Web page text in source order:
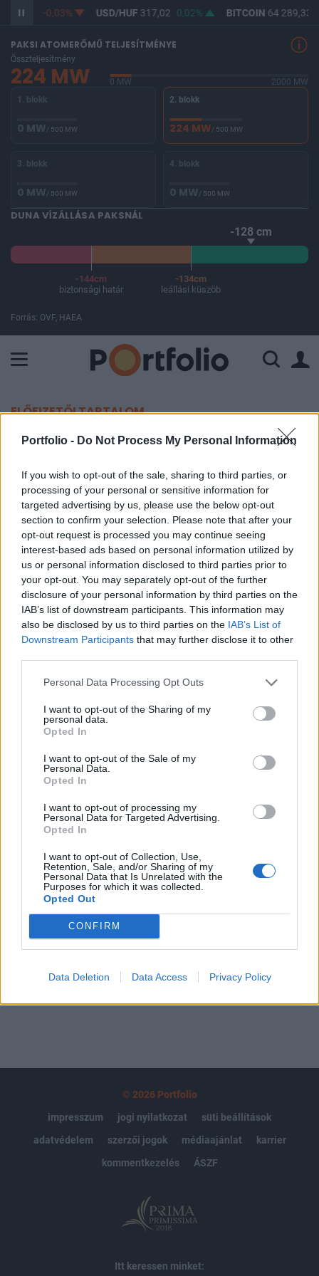
Portfolio - Do Not Process My Personal Information
If you wish to opt-out of the sale, sharing to third parties, or
processing of your personal or sensitive information for
targeted advertising by us, please use the below opt-out
section to confirm your selection. Please note that after your
opt-out request is processed you may continue seeing
interest-based ads based on personal information utilized by
us or personal information disclosed to third parties prior to
your opt-out. You may separately opt-out of the further
disclosure of your personal information by third parties on the
IAB’s list of downstream participants. This information may
also be disclosed by us to third parties on the IAB’s List of
Downstream Participants that may further disclose it to other
Personal Data Processing Opt Outs
I want to opt-out of the Sharing of my
personal data.
Opted In
I want to opt-out of the Sale of my
Personal Data.
Opted In
I want to opt-out of processing my
Personal Data for Targeted Advertising.
Opted In
I want to opt-out of Collection, Use,
Retention, Sale, and/or Sharing of my
Personal Data that Is Unrelated with the
Purposes for which it was collected.
Opted Out
CONFIRM
Data Deletion Data Access Privacy Policy
365,28 -0,03% USD/HUF 317,02 0,02% BITCOIN 64 289,33
PAKSI ATOMERŐMŰ TELJESÍTMÉNYE
Összteljesítmény
224 MW 0 MW
2000 MW
1. blokk
0 MW/ 500 MW
2. blokk
224 MW/ 500 MW
3. blokk
0 MW/ 500 MW
4. blokk
0 MW/ 500 MW
DUNA VÍZÁLLÁSA PAKSNÁL
-128 cm
-144cm
biztonsági határ
-134cm
leállási küszöb
Forrás: OVF, HAEA
ELŐFIZETŐI TARTALOM
Itt a bejelentés: így változik a
benzin ára holnaptól
Portfolio
2024. október 21. 09:26
Tovább csökkennek itthon az üzemanyagárak -
számolt be a holtankoljak.hu
A benzin nagykereskedelmi ára bruttó 3 forinttal csökken
keddtől, míg a gázolajért bruttó 4 forinttal fizetnek
kevesebbet a kutak. Ennek értelmében az alábbi
átlagárakra számíthatunk keddtől a hazai kutakon: 95-ös
csökkenését nagy mértékben segíti, hogy a közel-keleti
konfliktussal kapcsolatos aggodalmak...
KEDVES OLVASÓNK!
A keresett cikk a portfolio.hu hírarchívumához
regisztrációhoz kötött.
Portfolio.hu teljes cikkarchívum
Kötéslisták: BÉT elmúlt 2 év napon belüli
kötéslistái
MÁR ELŐFIZETŐNK VAGY?BEJELENTKEZÉS
© 2026 Portfolio
impresszum
jogi nyilatkozat
süti beállítások
adatvédelem
szerzői jogok médiaajánlat
karrier
kommentkezelés
ÁSZF
Itt keressen minket: